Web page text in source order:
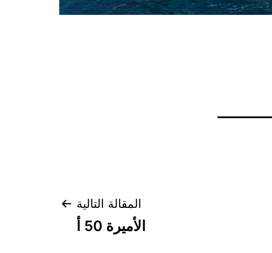
المقالة التالية
الأميرة 50 أ